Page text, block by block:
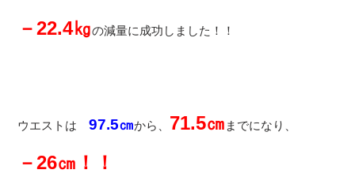
－22.4㎏の減量に成功しました！！
ウエストは 97.5㎝から、 71.5㎝ までになり、
－26㎝！！